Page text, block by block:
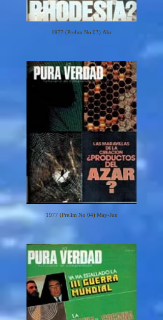
1977 (Prelim No 03) Abr
1977 (Prelim No 04) May-Jun